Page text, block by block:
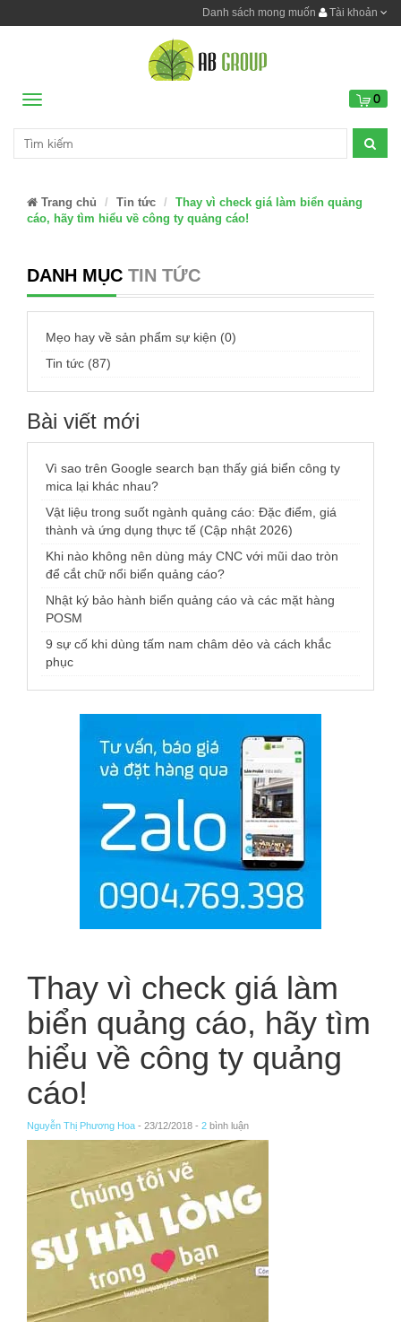
Danh sách mong muốn Tài khoản
Menu 0
Trang chủ Tin tức
Thay vì check giá làm biển quảng
cáo, hãy tìm hiểu về công ty quảng cáo!
DANH MỤC TIN TỨC
Mẹo hay về sản phẩm sự kiện (0)
Tin tức (87)
Bài viết mới
Vì sao trên Google search bạn thấy giá biển công ty
mica lại khác nhau?
Vật liệu trong suốt ngành quảng cáo: Đặc điểm, giá
thành và ứng dụng thực tế (Cập nhật 2026)
Khi nào không nên dùng máy CNC với mũi dao tròn
để cắt chữ nổi biển quảng cáo?
Nhật ký bảo hành biển quảng cáo và các mặt hàng
POSM
9 sự cố khi dùng tấm nam châm dẻo và cách khắc
phục
Thay vì check giá làm
biển quảng cáo, hãy tìm
hiểu về công ty quảng
cáo!
Nguyễn Thị Phương Hoa - 23/12/2018 - 2 bình luận